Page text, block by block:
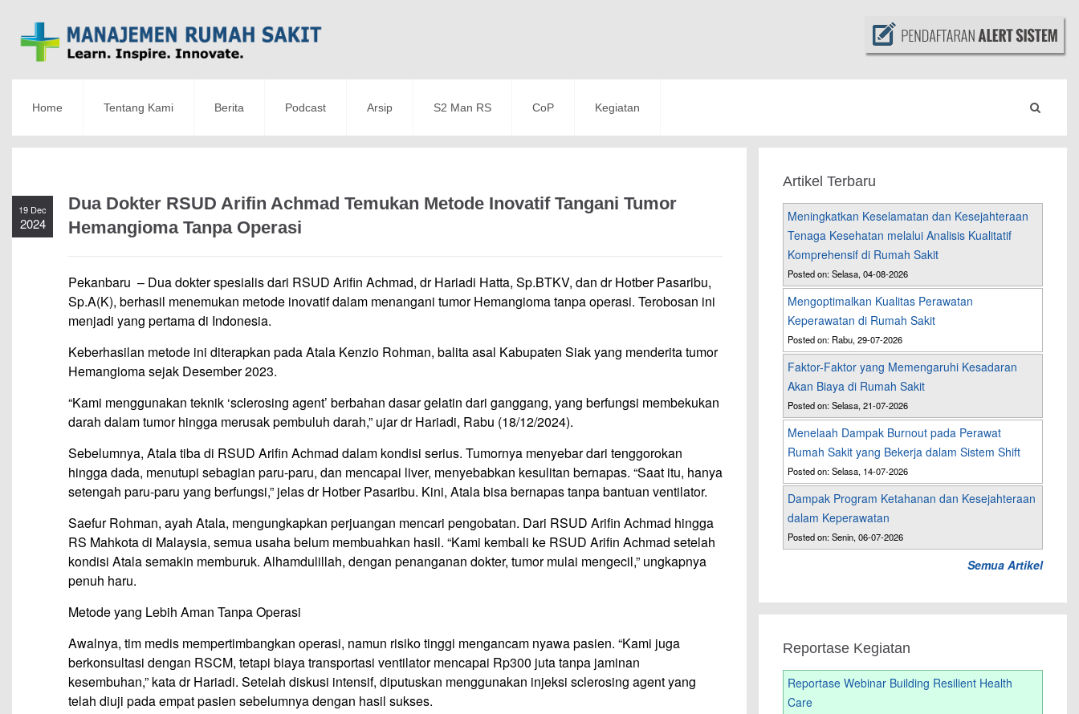
Home Tentang Kami Berita Podcast Arsip S2 Man RS CoP Kegiatan
19 Dec
2024
Dua Dokter RSUD Arifin Achmad Temukan Metode Inovatif Tangani Tumor
Hemangioma Tanpa Operasi
Pekanbaru – Dua dokter spesialis dari RSUD Arifin Achmad, dr Hariadi Hatta, Sp.BTKV, dan dr Hotber Pasaribu,
Sp.A(K), berhasil menemukan metode inovatif dalam menangani tumor Hemangioma tanpa operasi. Terobosan ini
menjadi yang pertama di Indonesia.
Keberhasilan metode ini diterapkan pada Atala Kenzio Rohman, balita asal Kabupaten Siak yang menderita tumor
Hemangioma sejak Desember 2023.
“Kami menggunakan teknik ‘sclerosing agent’ berbahan dasar gelatin dari ganggang, yang berfungsi membekukan
darah dalam tumor hingga merusak pembuluh darah,” ujar dr Hariadi, Rabu (18/12/2024).
Sebelumnya, Atala tiba di RSUD Arifin Achmad dalam kondisi serius. Tumornya menyebar dari tenggorokan
hingga dada, menutupi sebagian paru-paru, dan mencapai liver, menyebabkan kesulitan bernapas. “Saat itu, hanya
setengah paru-paru yang berfungsi,” jelas dr Hotber Pasaribu. Kini, Atala bisa bernapas tanpa bantuan ventilator.
Saefur Rohman, ayah Atala, mengungkapkan perjuangan mencari pengobatan. Dari RSUD Arifin Achmad hingga
RS Mahkota di Malaysia, semua usaha belum membuahkan hasil. “Kami kembali ke RSUD Arifin Achmad setelah
kondisi Atala semakin memburuk. Alhamdulillah, dengan penanganan dokter, tumor mulai mengecil,” ungkapnya
penuh haru.
Metode yang Lebih Aman Tanpa Operasi
Awalnya, tim medis mempertimbangkan operasi, namun risiko tinggi mengancam nyawa pasien. “Kami juga
berkonsultasi dengan RSCM, tetapi biaya transportasi ventilator mencapai Rp300 juta tanpa jaminan
kesembuhan,” kata dr Hariadi. Setelah diskusi intensif, diputuskan menggunakan injeksi sclerosing agent yang
telah diuji pada empat pasien sebelumnya dengan hasil sukses.
Artikel Terbaru
Meningkatkan Keselamatan dan Kesejahteraan
Tenaga Kesehatan melalui Analisis Kualitatif
Komprehensif di Rumah Sakit
Posted on: Selasa, 04-08-2026
Mengoptimalkan Kualitas Perawatan
Keperawatan di Rumah Sakit
Posted on: Rabu, 29-07-2026
Faktor-Faktor yang Memengaruhi Kesadaran
Akan Biaya di Rumah Sakit
Posted on: Selasa, 21-07-2026
Menelaah Dampak Burnout pada Perawat
Rumah Sakit yang Bekerja dalam Sistem Shift
Posted on: Selasa, 14-07-2026
Dampak Program Ketahanan dan Kesejahteraan
dalam Keperawatan
Posted on: Senin, 06-07-2026
Semua Artikel
Reportase Kegiatan
Reportase Webinar Building Resilient Health
Care